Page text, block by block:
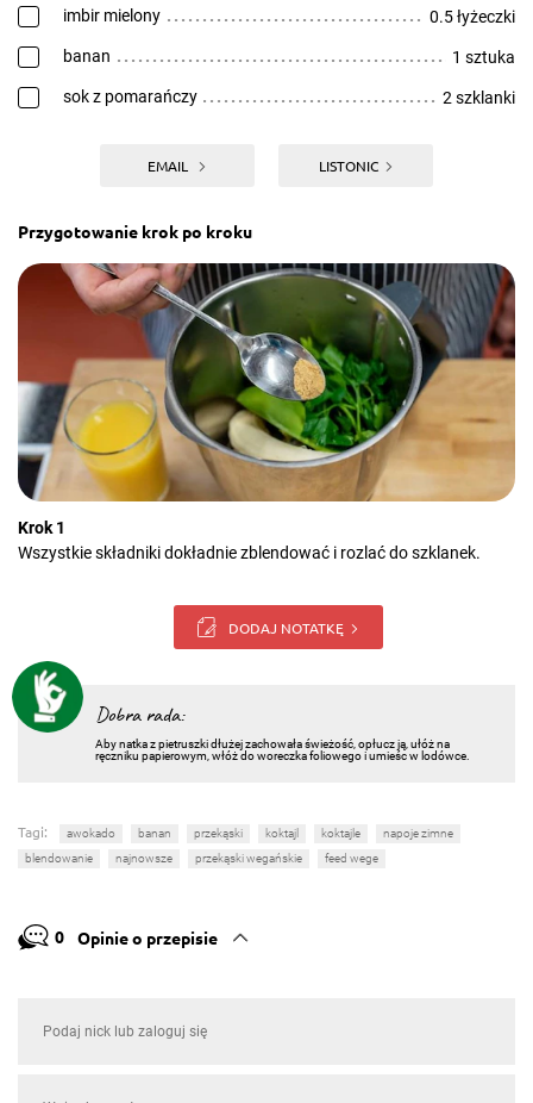
imbir mielony 0.5 łyżeczki
banan 1 sztuka
sok z pomarańczy 2 szklanki
EMAIL LISTONIC
Przygotowanie krok po kroku
Krok 1
Wszystkie składniki dokładnie zblendować i rozlać do szklanek.
DODAJ NOTATKĘ
Dobra rada:
Aby natka z pietruszki dłużej zachowała świeżość, opłucz ją, ułóż na
ręczniku papierowym, włóż do woreczka foliowego i umieśc w lodówce.
Tagi: awokado banan przekąski koktajl koktajle
napoje zimne
blendowanie
najnowsze przekąski wegańskie feed wege
0 Opinie o przepisie